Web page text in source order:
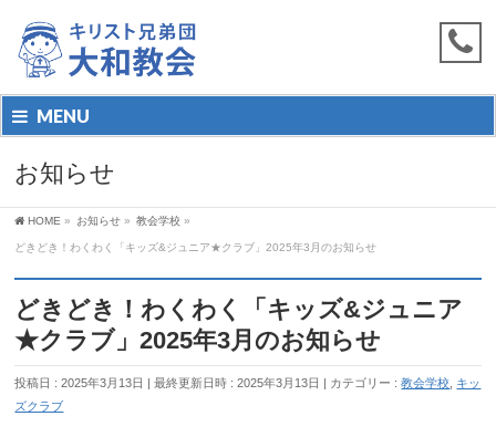
MENU
お知らせ
HOME » お知らせ » 教会学校 »
どきどき！わくわく「キッズ&ジュニア★クラブ」2025年3月のお知らせ
どきどき！わくわく「キッズ&ジュニア
★クラブ」2025年3月のお知らせ
投稿日 : 2025年3月13日 最終更新日時 : 2025年3月13日 カテゴリー :教会学校 キッ
ズクラブ